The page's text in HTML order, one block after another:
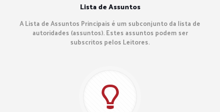
Lista de Assuntos
A Lista de Assuntos Principais é um subconjunto da lista de
autoridades (assuntos). Estes assuntos podem ser
subscritos pelos Leitores.